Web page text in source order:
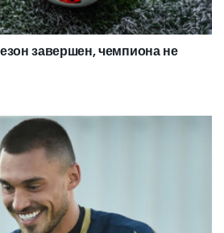
завершен, чемпиона не